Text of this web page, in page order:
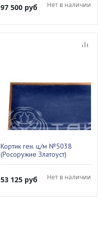
97 500 руб Нет в наличии
Кортик ген. ц/м №5038
(Росоружие Златоуст)
53 125 руб Нет в наличии